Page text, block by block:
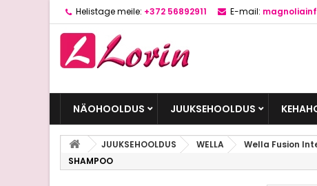
Helistage meile: +372 56892911 E-mail:
NÄOHOOLDUS JUUKSEHOOLDUS
JUUKSEHOOLDUS WELLA Wella Fusion
SHAMPOO